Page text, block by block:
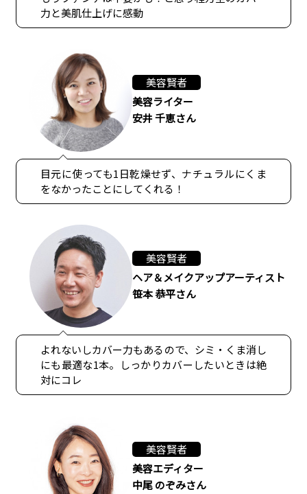
力と美肌仕上げに感動
美容賢者
美容ライター
安井 千恵さん
目元に使っても1日乾燥せず、ナチュラルにくま
をなかったことにしてくれる！
美容賢者
ヘア＆メイクアップアーティスト
笹本 恭平さん
よれないしカバー力もあるので、シミ・くま消し
にも最適な1本。しっかりカバーしたいときは絶
対にコレ
美容賢者
美容エディター
中尾 のぞみさん